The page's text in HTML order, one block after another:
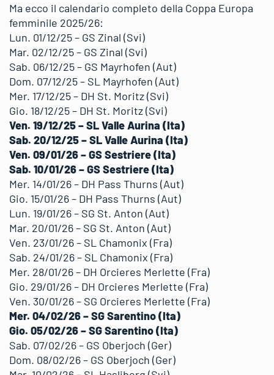
Ma ecco il calendario completo della Coppa Europa
femminile 2025/26:
Lun. 01/12/25 – GS Zinal (Svi)
Mar. 02/12/25 – GS Zinal (Svi)
Sab. 06/12/25 – GS Mayrhofen (Aut)
Dom. 07/12/25 – SL Mayrhofen (Aut)
Mer. 17/12/25 – DH St. Moritz (Svi)
Gio. 18/12/25 – DH St. Moritz (Svi)
Ven. 19/12/25 – SL Valle Aurina (Ita)
Sab. 20/12/25 – SL Valle Aurina (Ita)
Ven. 09/01/26 – GS Sestriere (Ita)
Sab. 10/01/26 – GS Sestriere (Ita)
Mer. 14/01/26 – DH Pass Thurns (Aut)
Gio. 15/01/26 – DH Pass Thurns (Aut)
Lun. 19/01/26 – SG St. Anton (Aut)
Mar. 20/01/26 – SG St. Anton (Aut)
Ven. 23/01/26 – SL Chamonix (Fra)
Sab. 24/01/26 – SL Chamonix (Fra)
Mer. 28/01/26 – DH Orcieres Merlette (Fra)
Gio. 29/01/26 – DH Orcieres Merlette (Fra)
Ven. 30/01/26 – SG Orcieres Merlette (Fra)
Mer. 04/02/26 – SG Sarentino (Ita)
Gio. 05/02/26 – SG Sarentino (Ita)
Sab. 07/02/26 – GS Oberjoch (Ger)
Dom. 08/02/26 – GS Oberjoch (Ger)